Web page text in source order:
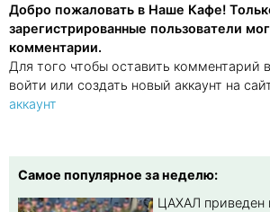
Добро пожаловать в Наше Кафе!
зарегистрированные пользователи
комментарии.
Для того чтобы оставить комментарий
войти или создать новый аккаунт на
аккаунт
Самое популярное за неделю:
ЦАХАЛ приведен